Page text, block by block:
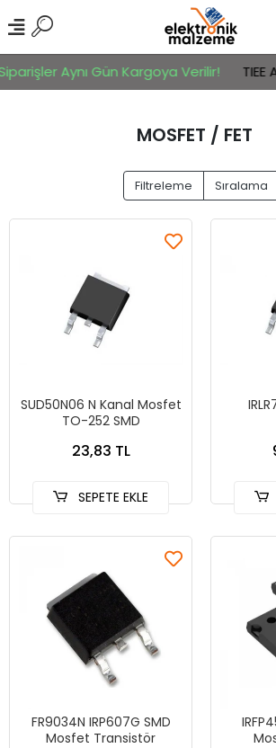
Aynı Gün Kargoya Verilir! TIEE
MOSFET / FET
Filtreleme Sıralama
SUD50N06 N Kanal Mosfet
TO-252 SMD
23,83 TL
SEPETE EKLE
FR9034N IRP607G SMD
Mosfet Transistör